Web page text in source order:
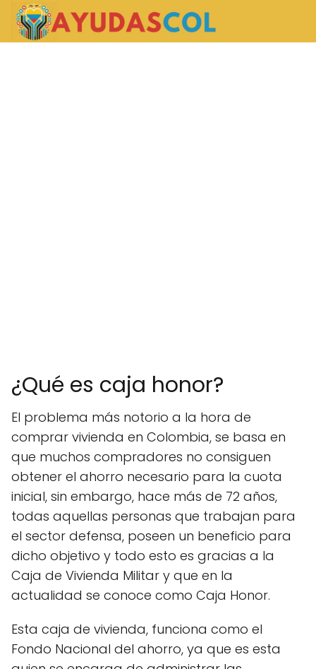
¿Qué es caja honor?
El problema más notorio a la hora de
comprar vivienda en Colombia, se basa en
que muchos compradores no consiguen
obtener el ahorro necesario para la cuota
inicial, sin embargo, hace más de 72 años,
todas aquellas personas que trabajan para
el sector defensa, poseen un beneficio para
dicho objetivo y todo esto es gracias a la
Caja de Vivienda Militar y que en la
actualidad se conoce como Caja Honor.
Esta caja de vivienda, funciona como el
Fondo Nacional del ahorro, ya que es esta